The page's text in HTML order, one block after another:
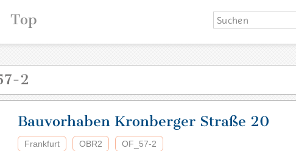
Top
2
Bauvorhaben Kronberger Straße 20
Frankfurt OBR2 OF_57-2